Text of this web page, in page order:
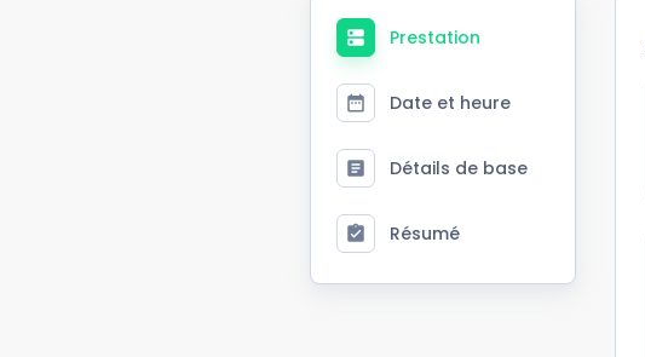
Prestation
Date et heure
Détails de base
Résumé